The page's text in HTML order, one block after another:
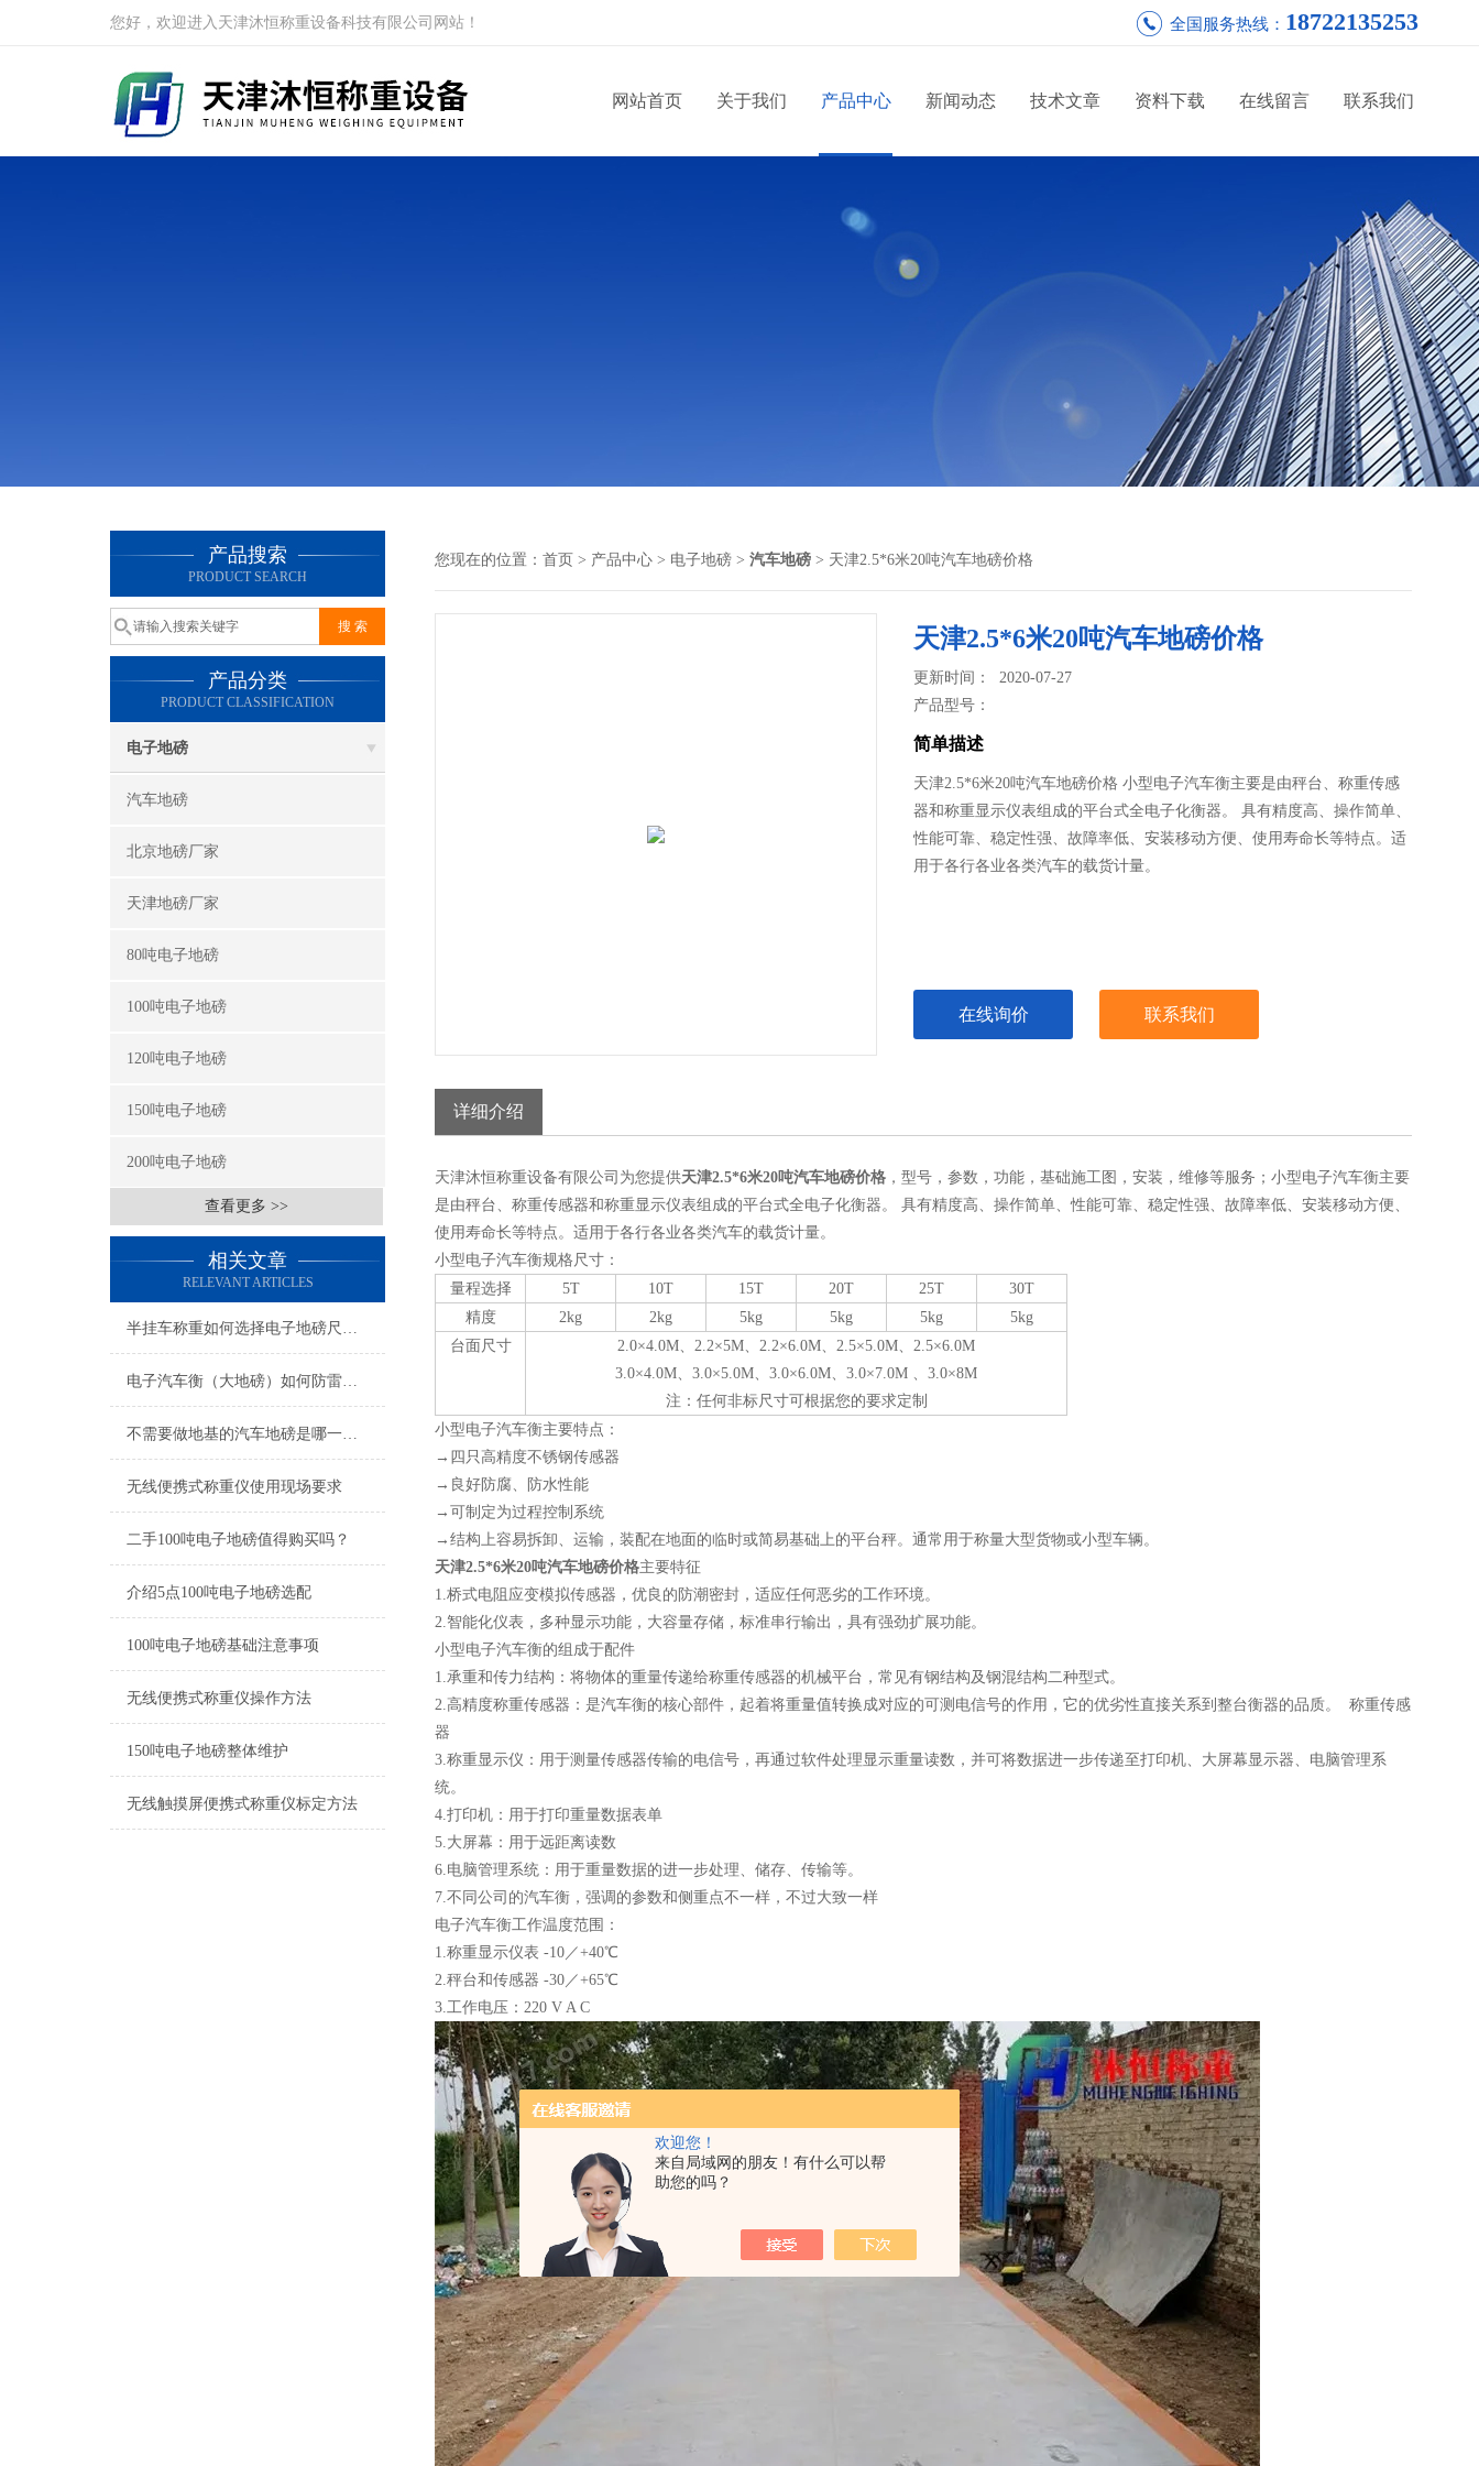
欢迎您！
来自局域网的朋友！有什么可以帮
助您的吗？
您好，欢迎进入天津沐恒称重设备科技有限公司网站！ 全国服务热线： 18722135253
网站首页 关于我们 产品中心 新闻动态 技术文章 资料下载 在线留言 联系我们
产品搜索
PRODUCT SEARCH
产品分类
PRODUCT CLASSIFICATION
电子地磅
汽车地磅
北京地磅厂家
天津地磅厂家
80吨电子地磅
100吨电子地磅
120吨电子地磅
150吨电子地磅
200吨电子地磅
查看更多 >>
相关文章
RELEVANT ARTICLES
半挂车称重如何选择电子地磅尺寸与吨位
电子汽车衡（大地磅）如何防雷击？
不需要做地基的汽车地磅是哪一种？
无线便携式称重仪使用现场要求
二手100吨电子地磅值得购买吗？
介绍5点100吨电子地磅选配
100吨电子地磅基础注意事项
无线便携式称重仪操作方法
150吨电子地磅整体维护
无线触摸屏便携式称重仪标定方法
您现在的位置： 首页 > 产品中心 > 电子地磅 > 汽车地磅 > 天津2.5*6米20吨汽车地磅价格
天津2.5*6米20吨汽车地磅价格
更新时间： 2020-07-27
产品型号：
简单描述
天津2.5*6米20吨汽车地磅价格 小型电子汽车衡主要是由秤台、称重传感
器和称重显示仪表组成的平台式全电子化衡器。 具有精度高、操作简单、
性能可靠、稳定性强、故障率低、安装移动方便、使用寿命长等特点。适
用于各行各业各类汽车的载货计量。
在线询价 联系我们
详细介绍
天津沐恒称重设备有限公司为您提供天津2.5*6米20吨汽车地磅价格 ，型号，参数，功能，基础施工图，安装，维修等服务；小型电子汽车衡主要
是由秤台、称重传感器和称重显示仪表组成的平台式全电子化衡器。 具有精度高、操作简单、性能可靠、稳定性强、故障率低、安装移动方便、
使用寿命长等特点。适用于各行各业各类汽车的载货计量。
小型电子汽车衡规格尺寸：
量程选择
5T 10T 15T 20T 25T
30T
精度
2kg 2kg 5kg 5kg 5kg
5kg
台面尺寸
2.0×4.0M、 2.2×5M、 2.2×6.0M、2.5×5.0M、2.5×6.0M
3.0×4.0M、3.0×5.0M、3.0×6.0M、3.0×7.0M 、3.0×8M
注：任何非标尺寸可根据您的要求定制
小型电子汽车衡主要特点：
→四只高精度不锈钢传感器
→良好防腐、防水性能
→可制定为过程控制系统
→结构上容易拆卸、运输，装配在地面的临时或简易基础上的平台秤。通常用于称量大型货物或小型车辆。
天津2.5*6米20吨汽车地磅价格主要特征
1.桥式电阻应变模拟传感器，优良的防潮密封，适应任何恶劣的工作环境。
2.智能化仪表，多种显示功能，大容量存储，标准串行输出，具有强劲扩展功能。
小型电子汽车衡的组成于配件
1.承重和传力结构：将物体的重量传递给称重传感器的机械平台，常见有钢结构及钢混结构二种型式。
2.高精度称重传感器：是汽车衡的核心部件，起着将重量值转换成对应的可测电信号的作用，它的优劣性直接关系到整台衡器的品质。 称重传感
器
3.称重显示仪：用于测量传感器传输的电信号，再通过软件处理显示重量读数，并可将数据进一步传递至打印机、大屏幕显示器、电脑管理系
统。
4.打印机：用于打印重量数据表单
5.大屏幕：用于远距离读数
6.电脑管理系统：用于重量数据的进一步处理、储存、传输等。
7.不同公司的汽车衡，强调的参数和侧重点不一样，不过大致一样
电子汽车衡工作温度范围：
1.称重显示仪表 -10／+40℃
2.秤台和传感器 -30／+65℃
3.工作电压：220 V A C